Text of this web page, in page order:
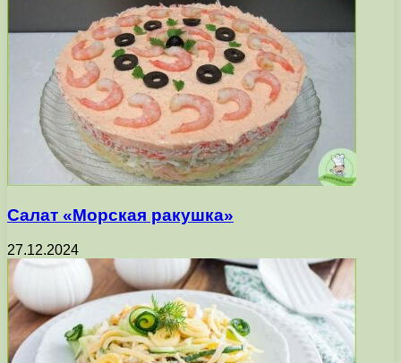
Салат «Морская ракушка»
27.12.2024